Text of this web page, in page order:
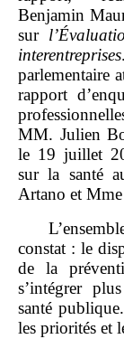
Benjamin
sur
interentreprises
parlementaire
rapport
MM. Julien
le 19 juillet
sur la santé
Artano et
constat : le
de la
s’intégrer
santé
les priorités et